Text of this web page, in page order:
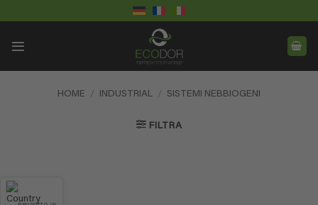
ai
HOME / INDUSTRIAL / SISTEMI NEBBIOGENI
FILTRA